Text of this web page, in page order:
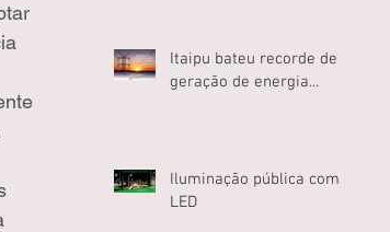
Itaipu bateu recorde de
geração de energia...
Iluminação pública com
LED